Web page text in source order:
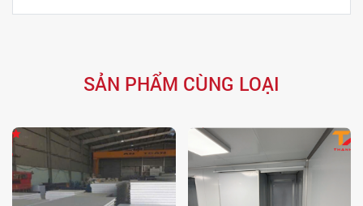
SẢN PHẨM CÙNG LOẠI